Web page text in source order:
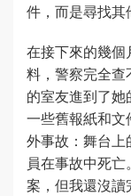
件，而是尋找其
在接下來的幾
料，警察完全
的室友進到了
一些舊報紙和
外事故：舞台
員在事故中死
案，但我還沒